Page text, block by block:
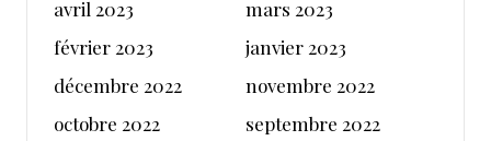
avril 2023
mars 2023
février 2023
janvier 2023
décembre 2022
novembre 2022
octobre 2022
septembre 2022